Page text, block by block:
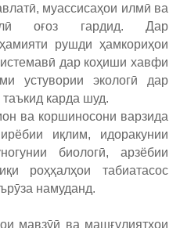
муассисаҳои илмӣ ва
оғоз гардид. Дар
рушди ҳамкориҳои
дар коҳиши хавфи
устувории экологӣ дар
карда шуд.
ва коршиносони варзида
иқлим, идоракунии
биологӣ, арзёбии
роҳҳалҳои табиатасос
намуданд.
мавзӯӣ ва машғулиятҳои